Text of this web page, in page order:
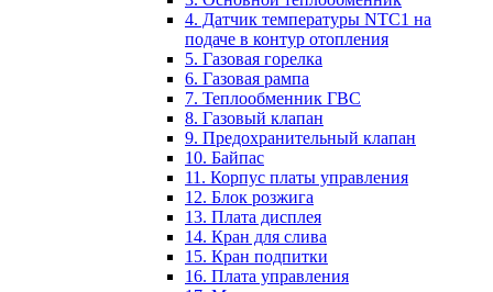
4. Датчик температуры NTC1 на
подаче в контур отопления
5. Газовая горелка
6. Газовая рампа
7. Теплообменник ГВС
8. Газовый клапан
9. Предохранительный клапан
10. Байпас
11. Корпус платы управления
12. Блок розжига
13. Плата дисплея
14. Кран для слива
15. Кран подпитки
16. Плата управления